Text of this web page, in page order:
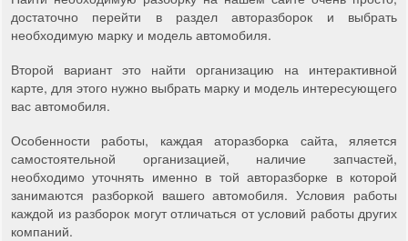
достаточно перейти в раздел авторазборок и выбрать
необходимую марку и модель автомобиля.
Второй вариант это найти организацию на интерактивной
карте, для этого нужно выбрать марку и модель интересующего
вас автомобиля.
Особенности работы, каждая аторазборка сайта, яляется
самостоятельной организацией, наличие запчастей,
необходимо уточнять именно в той авторазборке в которой
занимаются разборкой вашего автомобиля. Условия работы
каждой из разборок могут отличаться от условий работы других
компаний.